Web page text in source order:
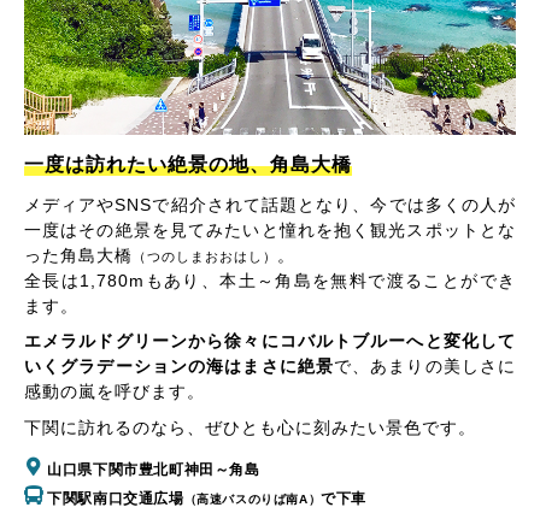
一度は訪れたい絶景の地、角島大橋
メディアやSNSで紹介されて話題となり、今では多くの人が
一度はその絶景を見てみたいと憧れを抱く観光スポットとな
った角島大橋 （つのしまおおはし）
。
全長は1,780mもあり、本土～角島を無料で渡ることができ
ます。
エメラルドグリーンから徐々にコバルトブルーへと変化して
いくグラデーションの海はまさに絶景で、あまりの美しさに
感動の嵐を呼びます。
下関に訪れるのなら、ぜひとも心に刻みたい景色です。
山口県下関市豊北町神田～角島
下関駅南口交通広場 （高速バスのりば南A）で下車